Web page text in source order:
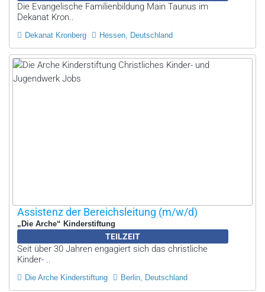
Die Evangelische Familienbildung Main Taunus im
Dekanat Kron..
Dekanat Kronberg Hessen, Deutschland
Assistenz der Bereichsleitung (m/w/d)
„Die Arche“ Kinderstiftung
TEILZEIT
Seit über 30 Jahren engagiert sich das christliche
Kinder- ..
Die Arche Kinderstiftung Berlin, Deutschland